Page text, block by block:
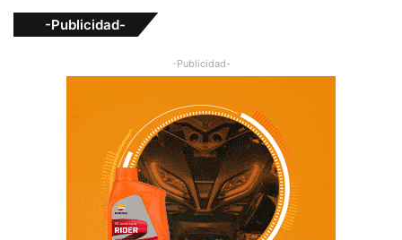
-Publicidad-
-Publicidad-